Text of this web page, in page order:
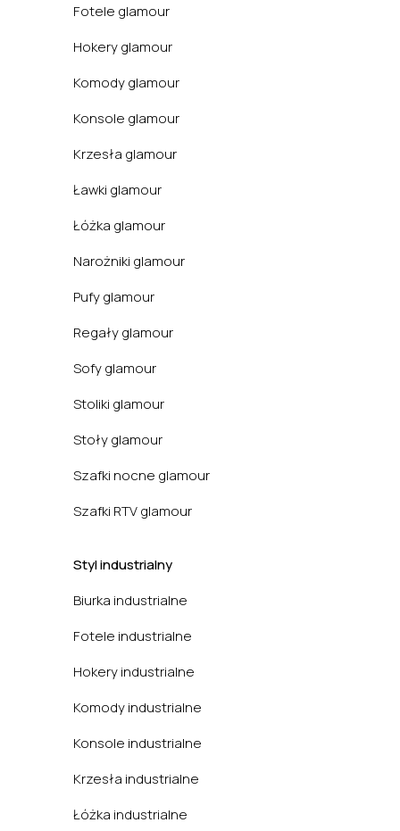
Fotele glamour
Hokery glamour
Komody glamour
Konsole glamour
Krzesła glamour
Ławki glamour
Łóżka glamour
Narożniki glamour
Pufy glamour
Regały glamour
Sofy glamour
Stoliki glamour
Stoły glamour
Szafki nocne glamour
Szafki RTV glamour
Styl industrialny
Biurka industrialne
Fotele industrialne
Hokery industrialne
Komody industrialne
Konsole industrialne
Krzesła industrialne
Łóżka industrialne